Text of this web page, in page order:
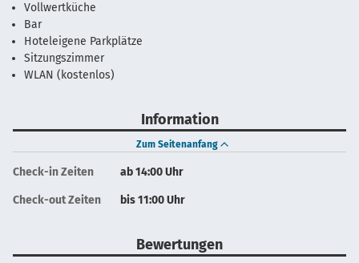
Vollwertküche
Bar
Hoteleigene Parkplätze
Sitzungszimmer
WLAN (kostenlos)
Information
Zum Seitenanfang
Check-in Zeiten ab 14:00 Uhr
Check-out Zeiten bis 11:00 Uhr
Bewertungen